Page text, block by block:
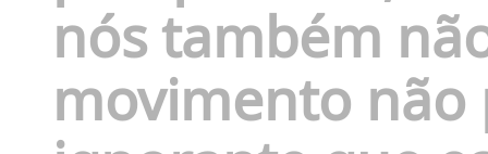
nós também
movimento não